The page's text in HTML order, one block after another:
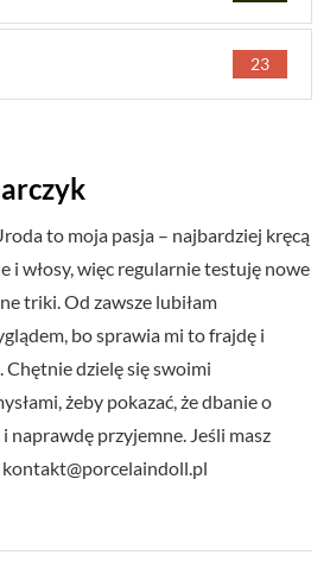
23
to moja pasja – najbardziej kręcą
i włosy, więc regularnie testuję nowe
triki. Od zawsze lubiłam
bo sprawia mi to frajdę i
Chętnie dzielę się swoimi
żeby pokazać, że dbanie o
naprawdę przyjemne. Jeśli masz
kontakt@porcelaindoll.pl